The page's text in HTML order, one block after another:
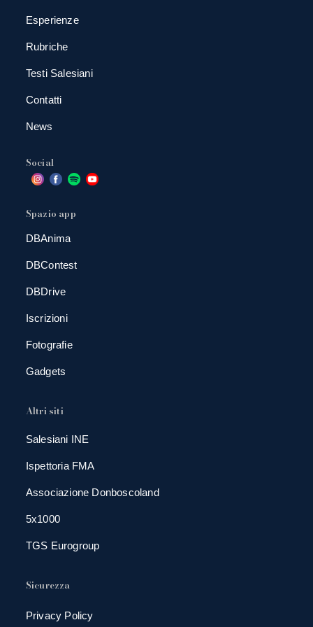
Esperienze
Rubriche
Testi Salesiani
Contatti
News
Social
Spazio app
DBAnima
DBContest
DBDrive
Iscrizioni
Fotografie
Gadgets
Altri siti
Salesiani INE
Ispettoria FMA
Associazione Donboscoland
5x1000
TGS Eurogroup
Sicurezza
Privacy Policy